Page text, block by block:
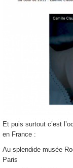
Et puis surtout c’est
en France :
Au splendide musée
Paris